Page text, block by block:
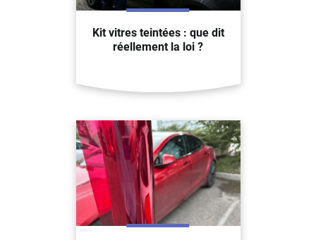
Kit vitres teintées : que dit
réellement la loi ?